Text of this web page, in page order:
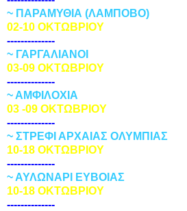
~ ΠΑΡΑΜΥΘΙΑ (ΛΑΜΠΟΒΟ)
02-10 ΟΚΤΩΒΡΙΟΥ
--------------
~ ΓΑΡΓΑΛΙΑΝΟΙ
03-09 ΟΚΤΩΒΡΙΟΥ
--------------
~ ΑΜΦΙΛΟΧΙΑ
03 -09 ΟΚΤΩΒΡΙΟΥ
--------------
~ ΣΤΡΕΦΙ ΑΡΧΑΙΑΣ ΟΛΥΜΠΙΑΣ
10-18 ΟΚΤΩΒΡΙΟΥ
--------------
~ ΑΥΛΩΝΑΡΙ ΕΥΒΟΙΑΣ
10-18 ΟΚΤΩΒΡΙΟΥ
--------------